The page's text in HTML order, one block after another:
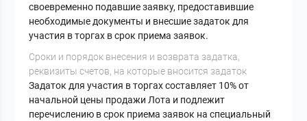
своевременно подавшие заявку, предоставившие
необходимые документы и внесшие задаток для
участия в торгах в срок приема заявок.
Cроки и порядок внесения и возврата задатка,
реквизиты счетов, на которые вносится задаток
Задаток для участия в торгах составляет 10% от
начальной цены продажи Лота и подлежит
перечислению в срок приема заявок на специальный